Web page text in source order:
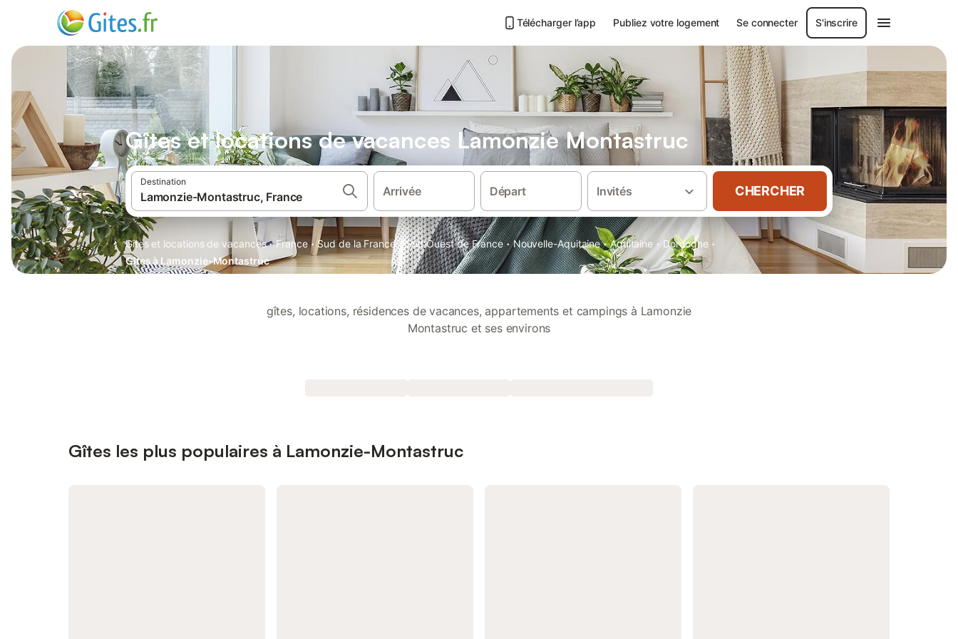
Télécharger l’app Publiez votre logement Se connecter S'inscrire
Gîtes et locations de vacances Lamonzie Montastruc
Destination
Arrivée Départ Invités CHERCHER
Gîtes et locations de vacances · France · Sud de la France · Sud Ouest de France · Nouvelle-Aquitaine · Aquitaine · Dordogne ·
Gîtes à Lamonzie-Montastruc
gîtes, locations, résidences de vacances, appartements et campings à Lamonzie
Montastruc et ses environs
Gîtes les plus populaires à Lamonzie-Montastruc